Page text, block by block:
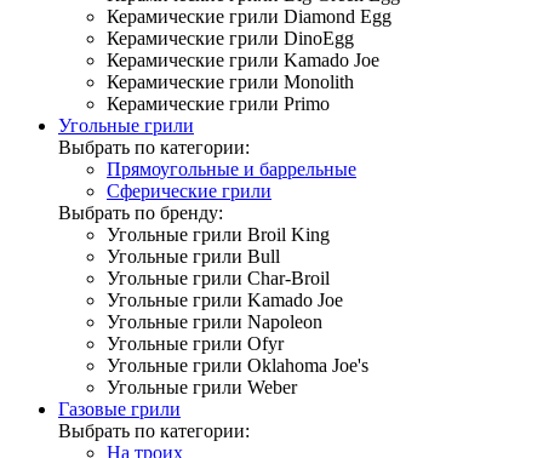
Керамические грили Diamond Egg
Керамические грили DinoEgg
Керамические грили Kamado Joe
Керамические грили Monolith
Керамические грили Primo
Угольные грили
Выбрать по категории:
Прямоугольные и баррельные
Сферические грили
Выбрать по бренду:
Угольные грили Broil King
Угольные грили Bull
Угольные грили Char-Broil
Угольные грили Kamado Joe
Угольные грили Napoleon
Угольные грили Ofyr
Угольные грили Oklahoma Joe's
Угольные грили Weber
Газовые грили
Выбрать по категории:
На троих